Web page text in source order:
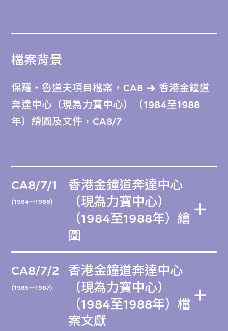
檔案背景
保羅‧魯道夫項目檔案，CA8
香港金鐘道
奔達中心（現為力寶中心）（1984至1988
年）繪圖及文件，CA8/7
CA8/7/1
(1984—1986)
香港金鐘道奔達中心
（現為力寶中心）
（1984至1988年）繪
圖
CA8/7/2
(1985—1987)
香港金鐘道奔達中心
（現為力寶中心）
（1984至1988年）檔
案文獻